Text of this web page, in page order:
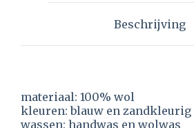
Beschrijving
materiaal: 100% wol
kleuren: blauw en
wassen: handwas en wolwas